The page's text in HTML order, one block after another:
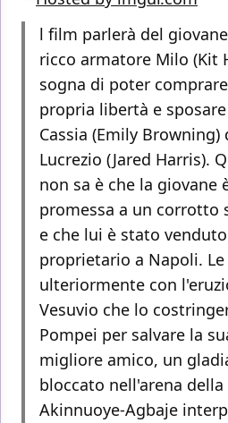
l film parlerà del
ricco armatore Milo (Kit
sogna di poter
propria libertà e
Cassia (Emily
Lucrezio (Jared Harris).
non sa è che la giovane
promessa a un corrotto
e che lui è stato
proprietario a Napoli.
ulteriormente con
Vesuvio che lo
Pompei per salvare la
migliore amico, un
bloccato nell'arena
Akinnuoye-Agbaje